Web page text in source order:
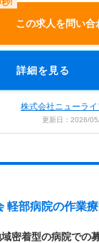
この求人を問い合
詳細を見る
株式会社ニューラ
更新日：2026/
軽部病院の作業
域密着型の病院での